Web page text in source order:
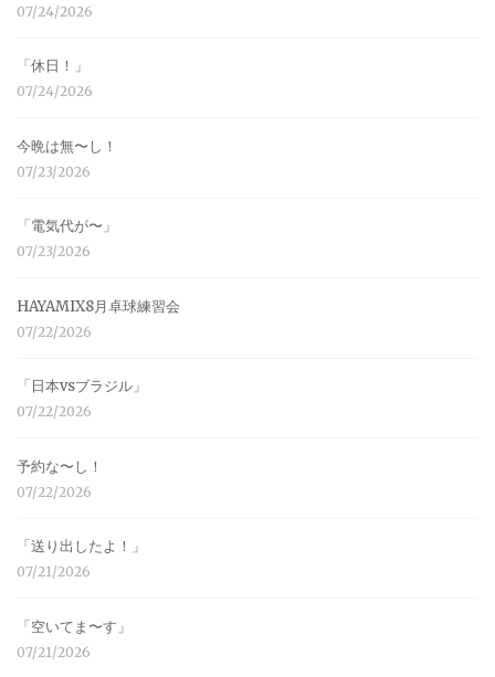
07/24/2026
「休日！」
07/24/2026
今晩は無〜し！
07/23/2026
「電気代が〜」
07/23/2026
HAYAMIX8月卓球練習会
07/22/2026
「日本vsブラジル」
07/22/2026
予約な〜し！
07/22/2026
「送り出したよ！」
07/21/2026
「空いてま〜す」
07/21/2026